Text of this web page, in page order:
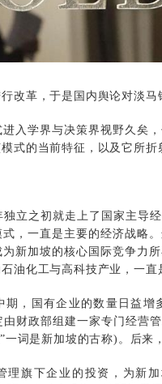
改革，于是国内舆论对淡马
学界与决策界视野久矣，
式的当前特征，以及它所
之初就走上了国家主导经
，一直是主要的经济战略
为新加坡的核心国际竞争力
油化工与高科技产业，一直
，国有企业的数量日益增
由财政部组建一家专门经营
一词是新加坡的古称)。后来
旗下企业的投资，为新加